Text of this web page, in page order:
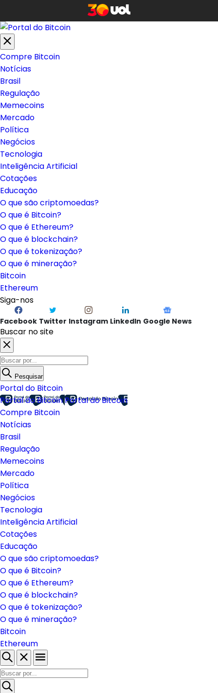
Compre Bitcoin
Notícias
Brasil
Regulação
Memecoins
Mercado
Política
Negócios
Tecnologia
Inteligência Artificial
Cotações
Educação
O que são criptomoedas?
O que é Bitcoin?
O que é Ethereum?
O que é blockchain?
O que é tokenização?
O que é mineração?
Bitcoin
Ethereum
Siga-nos
Facebook Twitter Instagram LinkedIn Google News
Buscar no site
Pesquisar
Portal do Bitcoin
Portal do BitcoinPortal do Bitcoin
Compre Bitcoin
Notícias
Brasil
Regulação
Memecoins
Mercado
Política
Negócios
Tecnologia
Inteligência Artificial
Cotações
Educação
O que são criptomoedas?
O que é Bitcoin?
O que é Ethereum?
O que é blockchain?
O que é tokenização?
O que é mineração?
Bitcoin
Ethereum